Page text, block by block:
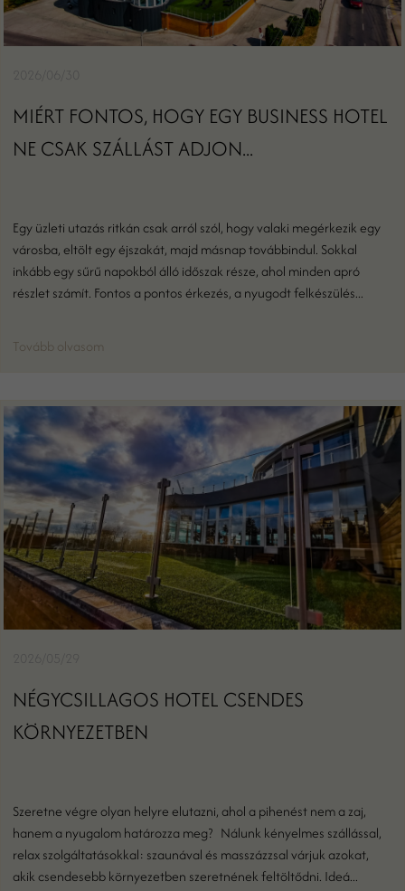
MIÉRT FONTOS, HOGY EGY BUSINESS HOTEL
NE CSAK SZÁLLÁST ADJON...
Egy üzleti utazás ritkán csak arról szól, hogy valaki megérkezik egy
városba, eltölt egy éjszakát, majd másnap továbbindul. Sokkal
inkább egy sűrű napokból álló időszak része, ahol minden apró
részlet számít. Fontos a pontos érkezés, a nyugodt felkészülés...
Tovább olvasom
NÉGYCSILLAGOS HOTEL CSENDES
KÖRNYEZETBEN
Szeretne végre olyan helyre elutazni, ahol a pihenést nem a zaj,
hanem a nyugalom határozza meg? Nálunk kényelmes szállással,
relax szolgáltatásokkal: szaunával és masszázzsal várjuk azokat,
akik csendesebb környezetben szeretnének feltöltődni. Ideá...